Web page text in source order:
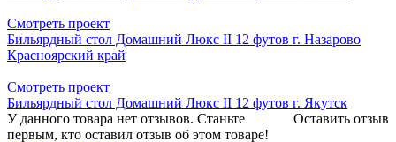
Смотреть проект
Бильярдный стол Домашний Люкс II 12 футов г. Назарово
Красноярский край
Смотреть проект
Бильярдный стол Домашний Люкс II 12 футов г. Якутск
Оставить отзыв
У данного товара нет отзывов. Станьте
первым, кто оставил отзыв об этом товаре!